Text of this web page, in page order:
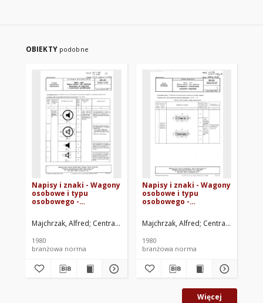
OBIEKTY podobne
Napisy i znaki - Wagony
osobowe i typu
osobowego -
wagonach z
urządzeniami
80/3500-13.65
Majchrzak, Alfred Centralny Ośrodek Badań i Rozwoju Techniki
1980
branżowa norma
Napisy i znaki - Wagony
osobowe i typu
osobowego -
umieszczone wewnątrz
wagonów BN-80/3500-
Majchrzak, Alfred Centralny
1980
branżowa norma
Więcej